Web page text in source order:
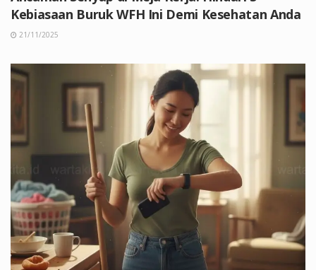
Kebiasaan Buruk WFH Ini Demi Kesehatan Anda
21/11/2025